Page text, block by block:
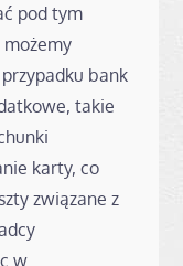
pod tym
bank
takie
karty, co
związane z
w